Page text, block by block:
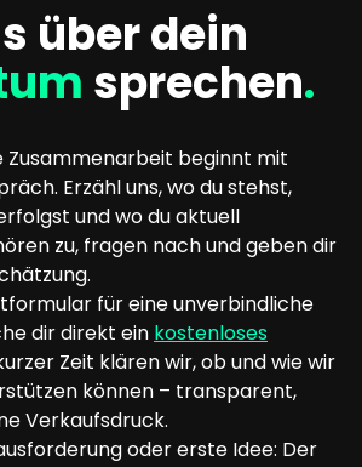
über dein
sprechen.
beginnt mit
Erzähl uns, wo du stehst,
und wo du aktuell
zu, fragen nach und geben dir
für eine unverbindliche
dir direkt ein kostenloses
Zeit klären wir, ob und wie wir
können – transparent,
Verkaufsdruck.
oder erste Idee: Der